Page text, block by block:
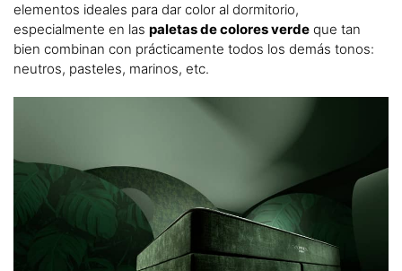
elementos ideales para dar color al dormitorio,
especialmente en las paletas de colores verde que tan
bien combinan con prácticamente todos los demás tonos:
neutros, pasteles, marinos, etc.